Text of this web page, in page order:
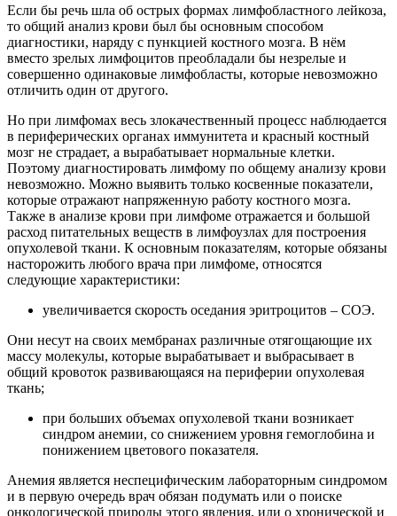
Если бы речь шла об острых формах лимфобластного лейкоза,
то общий анализ крови был бы основным способом
диагностики, наряду с пункцией костного мозга. В нём
вместо зрелых лимфоцитов преобладали бы незрелые и
совершенно одинаковые лимфобласты, которые невозможно
отличить один от другого.
Но при лимфомах весь злокачественный процесс наблюдается
в периферических органах иммунитета и красный костный
мозг не страдает, а вырабатывает нормальные клетки.
Поэтому диагностировать лимфому по общему анализу крови
невозможно. Можно выявить только косвенные показатели,
которые отражают напряженную работу костного мозга.
Также в анализе крови при лимфоме отражается и большой
расход питательных веществ в лимфоузлах для построения
опухолевой ткани. К основным показателям, которые обязаны
насторожить любого врача при лимфоме, относятся
следующие характеристики:
увеличивается скорость оседания эритроцитов – СОЭ.
Они несут на своих мембранах различные отягощающие их
массу молекулы, которые вырабатывает и выбрасывает в
общий кровоток развивающаяся на периферии опухолевая
ткань;
при больших объемах опухолевой ткани возникает
синдром анемии, со снижением уровня гемоглобина и
понижением цветового показателя.
Анемия является неспецифическим лабораторным синдромом
и в первую очередь врач обязан подумать или о поиске
онкологической природы этого явления, или о хронической и